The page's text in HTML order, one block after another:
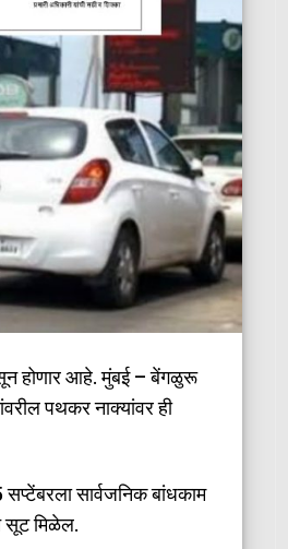
होणार आहे. मुंबई – बेंगळुरू
पथकर नाक्यांवर ही
सार्वजनिक बांधकाम
सूट मिळेल.